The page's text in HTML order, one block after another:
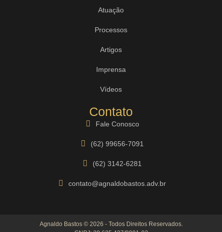
Atuação
Processos
Artigos
Imprensa
Vídeos
Contato
Fale Conosco
(62) 99656-7091
(62) 3142-6281
contato@agnaldobastos.adv.br
Agnaldo Bastos © 2026 - Todos Direitos Reservados.